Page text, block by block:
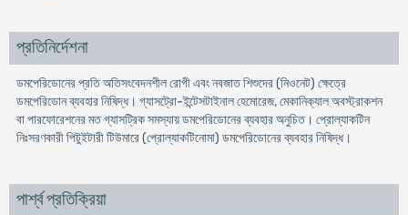
প্রতিনির্দেশনা
ডমপেরিডােনের প্রতি অতিসংবেদনশীল রােগী এবং নবজাত শিশুদের (নিওনেট) ক্ষেত্রে
ডমপেরিডােন ব্যবহার নিষিদ্ধ। গ্যাসট্রো-ইন্টেসটাইনাল হেমােরেজ, মেকানিক্যাল অবস্ট্রাকশন
বা পারফোরেশনের মত গ্যাসট্রিক সমস্যায় ডমপেরিডোনের ব্যবহার অনুচিত। প্রােল্যাকটিন
নিঃসরণকারী পিটুইটারী টিউমারে (প্রোল্যাকটিনােমা) ডমপেরিডােনের ব্যবহার নিষিদ্ধ।
পার্শ্ব প্রতিক্রিয়া